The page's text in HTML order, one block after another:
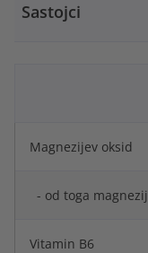
Sastojci
Magnezijev oksid
- od toga magnezij
Vitamin B6